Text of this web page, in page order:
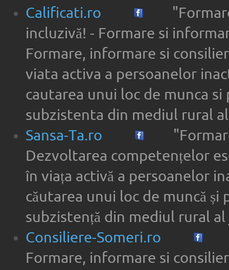
Calificati.ro
incluzivă! - Formare si
Formare, informare si
viata activa a persoanelor
cautarea unui loc de munca
subzistenta din mediul rural
Sansa-Ta.ro
Dezvoltarea competențelor
în viața activă a persoanelor
căutarea unui loc de muncă
subzistență din mediul rural
Consiliere-Someri.ro
Formare, informare si